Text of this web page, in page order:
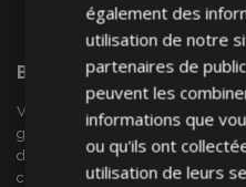
Bienvenue SurVTVAuto
VTV voiture est un
gros d'accessoires
déflecteurs de vent,
couvertures de chrome et
également des
utilisation de notre
partenaires de
peuvent les
informations que
ou qu'ils ont
utilisation de leurs